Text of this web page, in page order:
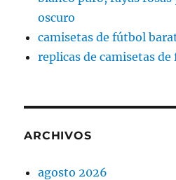
oscuro
camisetas de fútbol
replicas de camisetas
ARCHIVOS
agosto 2026